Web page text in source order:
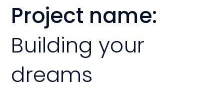
Project name:
Building your
dreams